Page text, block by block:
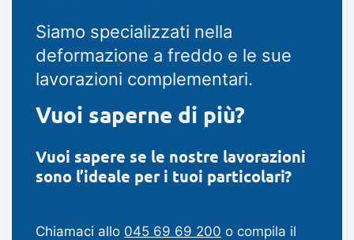
Siamo specializzati nella
deformazione a freddo e le sue
lavorazioni complementari.
Vuoi saperne di più?
Vuoi sapere se le nostre lavorazioni
sono l’ideale per i tuoi particolari?
Chiamaci allo 045 69 69 200 o compila il